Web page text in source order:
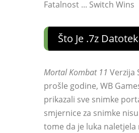
Fatalnost ... Switch Wins
Što Je .7z
Mortal Kombat 11 Verzija
prošle godine, WB
prikazali sve snimke
smjernice za snimke
tome da je luka naletjela